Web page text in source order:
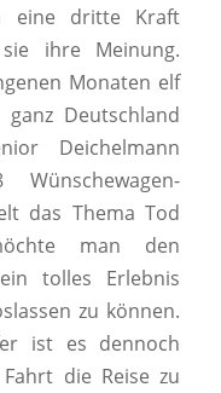
eine dritte Kraft
ihre Meinung.
Monaten elf
Deutschland
Deichelmann
das Thema Tod
man den
tolles Erlebnis
zu können.
ist es dennoch
die Reise zu